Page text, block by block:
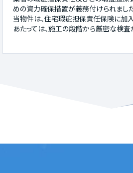
めの資力確保措置が義務付けられました
当物件は、住宅瑕疵担保責任保険に加
あたっては、施工の段階から厳密な検査